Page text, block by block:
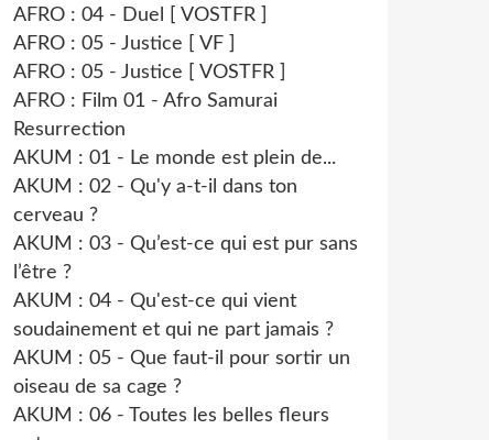
AFRO : 04 - Duel [ VOSTFR ]
AFRO : 05 - Justice [ VF ]
AFRO : 05 - Justice [ VOSTFR ]
AFRO : Film 01 - Afro Samurai
Resurrection
AKUM : 01 - Le monde est plein de...
AKUM : 02 - Qu'y a-t-il dans ton
cerveau ?
AKUM : 03 - Qu’est-ce qui est pur sans
l’être ?
AKUM : 04 - Qu'est-ce qui vient
soudainement et qui ne part jamais ?
AKUM : 05 - Que faut-il pour sortir un
oiseau de sa cage ?
AKUM : 06 - Toutes les belles fleurs